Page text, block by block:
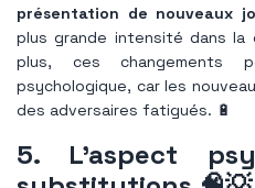
présentation de nouveaux
plus grande intensité dans la
plus, ces changements
psychologique, car les
des adversaires fatigués. 🔋
5. L'aspect